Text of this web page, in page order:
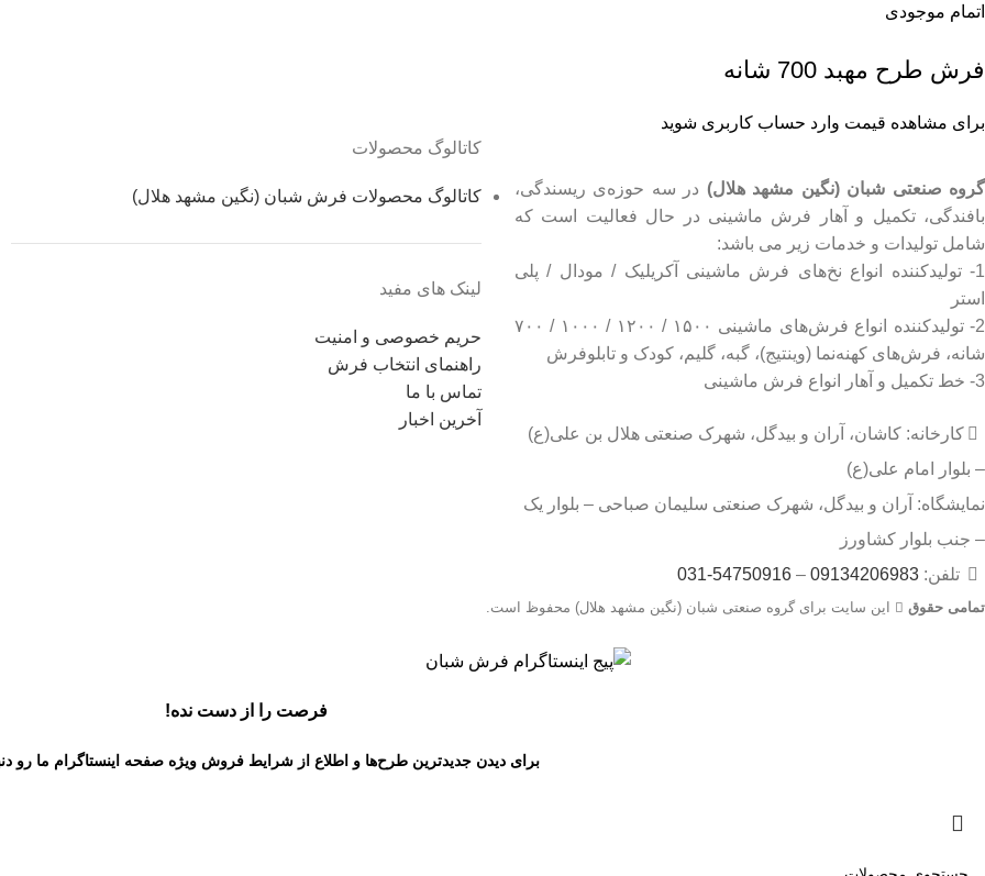
اتمام موجودی
فرش طرح مهبد 700 شانه
برای مشاهده قیمت وارد حساب کاربری شوید
گروه صنعتی شبان (نگین مشهد هلال) در سه حوزه‌ی ریسندگی،
بافندگی، تکمیل و آهار فرش ماشینی در حال فعالیت است که
شامل تولیدات و خدمات زیر می باشد:
1- تولیدکننده انواع نخ‌های فرش ماشینی آکریلیک / مودال / پلی
استر
2- تولیدکننده انواع فرش‌های ماشینی ۱۵۰۰ / ۱۲۰۰ / ۱۰۰۰ / ۷۰۰
شانه، فرش‌های کهنه‌نما (وینتیج)، گبه، گلیم، کودک و تابلوفرش
3- خط تکمیل و آهار انواع فرش ماشینی
کارخانه: کاشان، آران و بیدگل، شهرک صنعتی هلال بن علی(ع)
– بلوار امام علی(ع)
نمایشگاه: آران و بیدگل، شهرک صنعتی سلیمان صباحی – بلوار یک
– جنب بلوار کشاورز
تلفن: 09134206983
–
54750916-031
کاتالوگ محصولات
کاتالوگ محصولات فرش شبان (نگین مشهد هلال)
لینک های مفید
حریم خصوصی و امنیت
راهنمای انتخاب فرش
تماس با ما
آخرین اخبار
تمامی حقوق این سایت برای گروه صنعتی شبان (نگین مشهد هلال) محفوظ است.
فرصت را از دست نده!
برای دیدن جدیدترین طرح‌ها و اطلاع از شرایط فروش ویژه صفحه اینستاگرام ما رو